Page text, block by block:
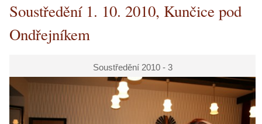
Soustředění 1. 10. 2010, Kunčice pod
Ondřejníkem
Soustředění 2010 - 3